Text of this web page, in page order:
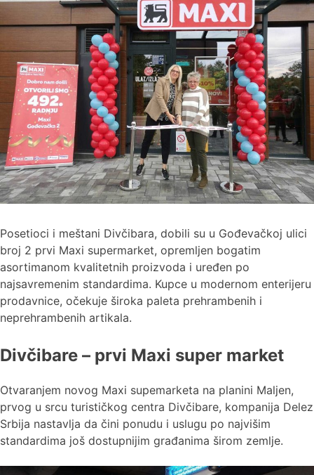
Posetioci i meštani Divčibara, dobili su u Gođevačkoj ulici
broj 2 prvi Maxi supermarket, opremljen bogatim
asortimanom kvalitetnih proizvoda i uređen po
najsavremenim standardima. Kupce u modernom enterijeru
prodavnice, očekuje široka paleta prehrambenih i
neprehrambenih artikala.
Divčibare – prvi Maxi super market
Otvaranjem novog Maxi supemarketa na planini Maljen,
prvog u srcu turističkog centra Divčibare, kompanija Delez
Srbija nastavlja da čini ponudu i uslugu po najvišim
standardima još dostupnijim građanima širom zemlje.